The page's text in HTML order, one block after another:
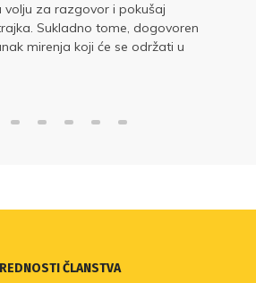
volju za razgovor i pokušaj
Sukladno tome, dogovoren
mirenja koji će se održati u
ČLANSTVA